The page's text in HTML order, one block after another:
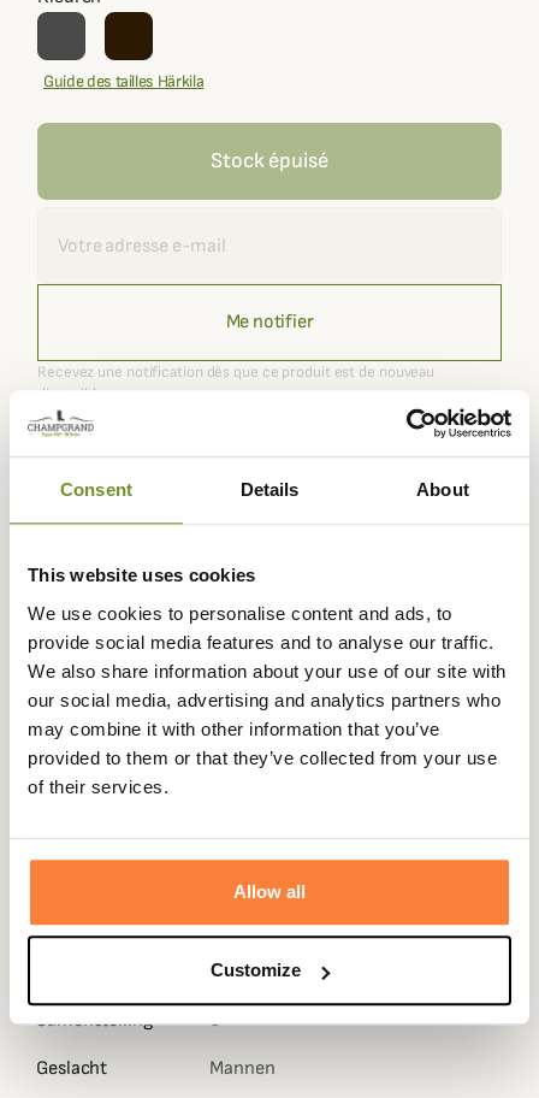
Consent Details About
This website uses cookies
We use cookies to personalise content and ads, to
provide social media features and to analyse our traffic.
We also share information about your use of our site with
our social media, advertising and analytics partners who
may combine it with other information that you’ve
provided to them or that they’ve collected from your use
of their services.
Allow all
Customize
Guide des tailles Härkila
Stock épuisé
Me notifier
Recevez une notification dès que ce produit est de nouveau
disponible.
Expédié dans
la journée
Échange ou
retour sous
Paiement
Paiement en
Beschrijving
Härkila vous propose ce col cache-cou All Season 100%
pure laine mérinos pour vous protéger du froid et du
La laine peignée utilisée pour la confection de ce col
harkila All Season est très douce et ne gratte pas.
Coloris marron foncé, taille unique.
Gegevensblad
Samenstelling 0
Geslacht Mannen